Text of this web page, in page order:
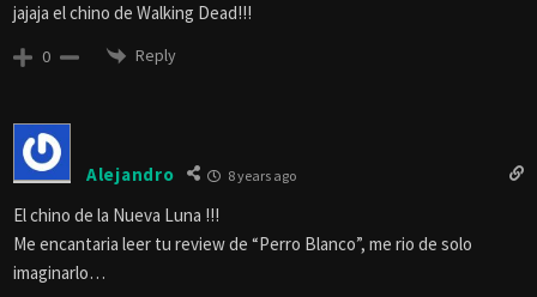
jajaja el chino de Walking Dead!!!
0 Reply
Alejandro 8 years ago
El chino de la Nueva Luna !!!
Me encantaria leer tu review de “Perro Blanco”, me rio de solo
imaginarlo…